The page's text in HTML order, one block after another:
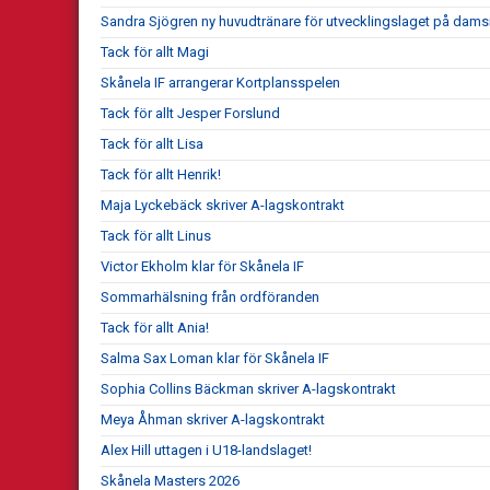
Sandra Sjögren ny huvudtränare för utvecklingslaget på
Tack för allt Magi
Skånela IF arrangerar Kortplansspelen
Tack för allt Jesper Forslund
Tack för allt Lisa
Tack för allt Henrik!
Maja Lyckebäck skriver A-lagskontrakt
Tack för allt Linus
Victor Ekholm klar för Skånela IF
Sommarhälsning från ordföranden
Tack för allt Ania!
Salma Sax Loman klar för Skånela IF
Sophia Collins Bäckman skriver A-lagskontrakt
Meya Åhman skriver A-lagskontrakt
Alex Hill uttagen i U18-landslaget!
Skånela Masters 2026